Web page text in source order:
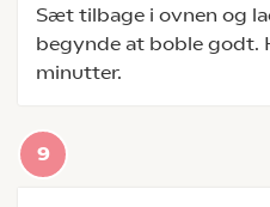
Sæt tilbage i ovnen og
begynde at boble godt.
minutter.